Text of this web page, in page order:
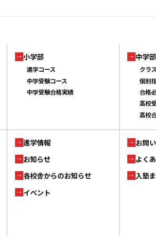
小学部
進学コース
中学受験コース
中学受験合格実績
中学部
クラ
個別
合格
高校
高校
進学情報
お知らせ
各校舎からのお知らせ
イベント
お問
よく
入塾